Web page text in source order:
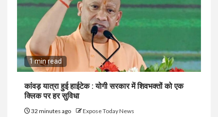
1 min read
कांवड़ यात्रा हुई हाईटेक : योगी सरकार में शिवभक्तों को एक
क्लिक पर हर सुविधा
32 minutes ago Expose Today News